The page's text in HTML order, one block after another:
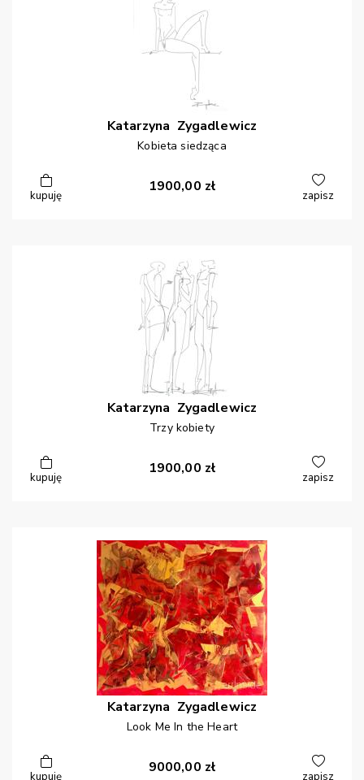
Katarzyna Zygadlewicz
Kobieta siedząca
kupuję
1900,00 zł
zapisz
Katarzyna Zygadlewicz
Trzy kobiety
kupuję
1900,00 zł
zapisz
Katarzyna Zygadlewicz
Look Me In the Heart
kupuję
9000,00 zł
zapisz